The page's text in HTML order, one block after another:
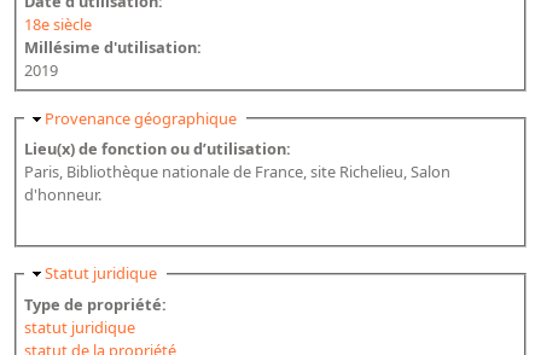
Appels
Appel à projets
Recherche de sujets de recherche
Fournir un témoignage et/ou un document
18e siècle
Millésime d'utilisation:
2019
Masquer
Provenance géographique
Lieu(x) de fonction ou d’utilisation:
Paris, Bibliothèque nationale de France, site Richelieu, Salon
d'honneur.
Masquer
Statut juridique
Type de propriété:
statut juridique
statut de la propriété